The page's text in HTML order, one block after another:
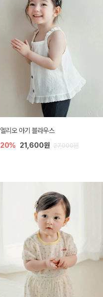
엘리오 아기 블라우스
20% 21,600원 27,000원